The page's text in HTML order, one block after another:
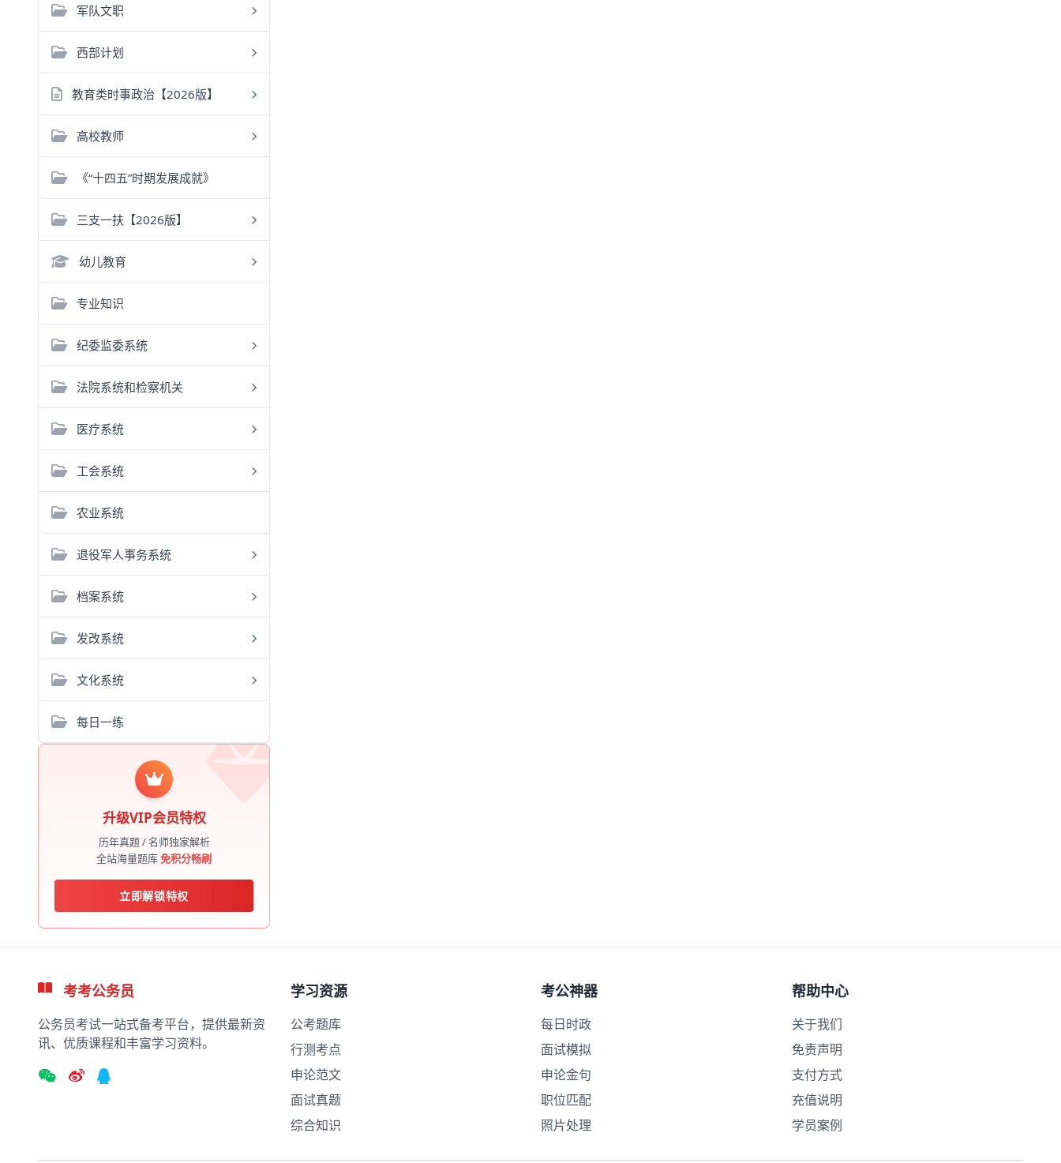
军队文职
西部计划
教育类时事政治【2026版】
高校教师
《“十四五”时期发展成就》
三支一扶【2026版】
幼儿教育
专业知识
纪委监委系统
法院系统和检察机关
医疗系统
工会系统
农业系统
退役军人事务系统
档案系统
发改系统
文化系统
每日一练
升级VIP会员特权
历年真题 / 名师独家解析
全站海量题库免积分畅刷
立即解锁特权
考考公务员
公务员考试一站式备考平台，提供最新资
讯、优质课程和丰富学习资料。
学习资源
公考题库
行测考点
申论范文
面试真题
综合知识
考公神器
每日时政
面试模拟
申论金句
职位匹配
照片处理
帮助中心
关于我们
免责声明
支付方式
充值说明
学员案例